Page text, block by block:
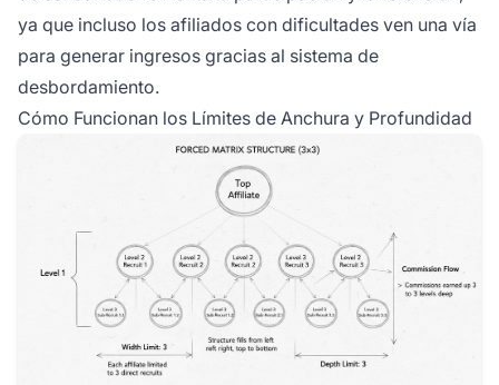
ya que incluso los afiliados con dificultades ven una vía
para generar ingresos gracias al sistema de
desbordamiento.
Cómo Funcionan los Límites de Anchura y Profundidad